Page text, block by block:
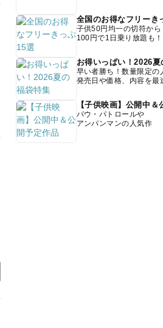
全国のお得なフリーき
子供50円均一の切符から
100円で1日乗り放題も！
お得いっぱい！2026夏
早い者勝ち！数量限定の
発売日や価格、内容を最
【子供映画】公開中＆
パウ・パトロールや
アンパンマンの人気作